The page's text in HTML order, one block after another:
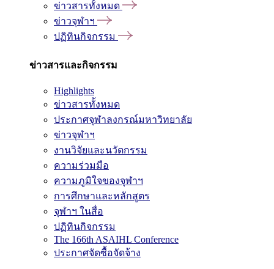
ข่าวสารทั้งหมด
ข่าวจุฬาฯ
ปฏิทินกิจกรรม
ข่าวสารและกิจกรรม
Highlights
ข่าวสารทั้งหมด
ประกาศจุฬาลงกรณ์มหาวิทยาลัย
ข่าวจุฬาฯ
งานวิจัยและนวัตกรรม
ความร่วมมือ
ความภูมิใจของจุฬาฯ
การศึกษาและหลักสูตร
จุฬาฯ ในสื่อ
ปฏิทินกิจกรรม
The 166th ASAIHL Conference
ประกาศจัดซื้อจัดจ้าง